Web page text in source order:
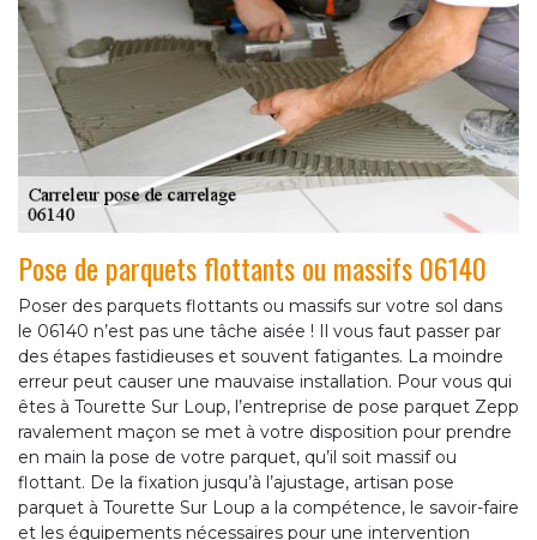
Pose de parquets flottants ou massifs 06140
Poser des parquets flottants ou massifs sur votre sol dans
le 06140 n’est pas une tâche aisée ! Il vous faut passer par
des étapes fastidieuses et souvent fatigantes. La moindre
erreur peut causer une mauvaise installation. Pour vous qui
êtes à Tourette Sur Loup, l’entreprise de pose parquet Zepp
ravalement maçon se met à votre disposition pour prendre
en main la pose de votre parquet, qu’il soit massif ou
flottant. De la fixation jusqu’à l’ajustage, artisan pose
parquet à Tourette Sur Loup a la compétence, le savoir-faire
et les équipements nécessaires pour une intervention